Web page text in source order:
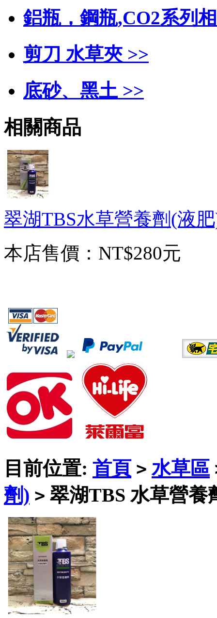
鋁瓶，鋼瓶,CO2系列
剪刀 水草夾 >>
底砂、黑土 >>
相關商品
翠湖TBS水草營養劑(液
本店售價： NT$280元
目前位置: 首頁 > 水草區
劑) > 翠湖TBS 水草營養